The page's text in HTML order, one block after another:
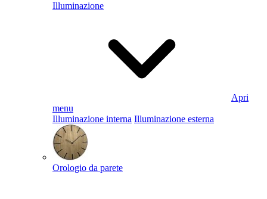
Illuminazione
Apri
menu
Illuminazione interna Illuminazione esterna
Orologio da parete